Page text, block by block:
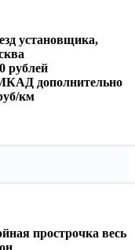
установщика,
рублей
дополнительно
км
прострочка весь